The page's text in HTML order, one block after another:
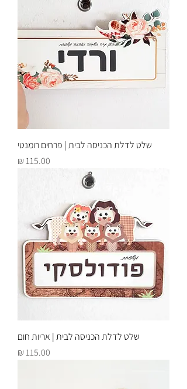
שלט לדלת הכניסה לבית | פרחים רומנטי
מחיר
שלט לדלת הכניסה לבית | אריות חום
מחיר